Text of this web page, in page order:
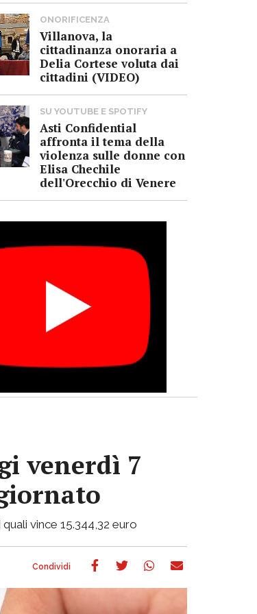
ONORIFICENZA
Villanova, la
cittadinanza onoraria a
Delia Cortese voluta dai
cittadini (VIDEO)
SU YOUTUBE E SPOTIFY
Asti Confidential
affronta il tema della
violenza sulle donne con
Elisa Chechile
dell'Orecchio di Venere
venerdì 7
quali vince 15.344,32 euro